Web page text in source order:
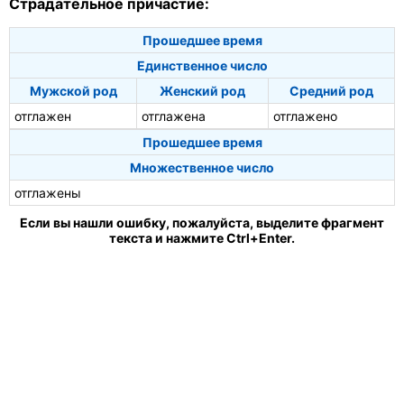
Прошедшее время
Единственное число
Мужской род
Женский род
Средний род
отглажен
отглажена
отглажено
Прошедшее время
Множественное число
отглажены
Если вы нашли ошибку, пожалуйста, выделите фрагмент
текста и нажмите Ctrl+Enter.